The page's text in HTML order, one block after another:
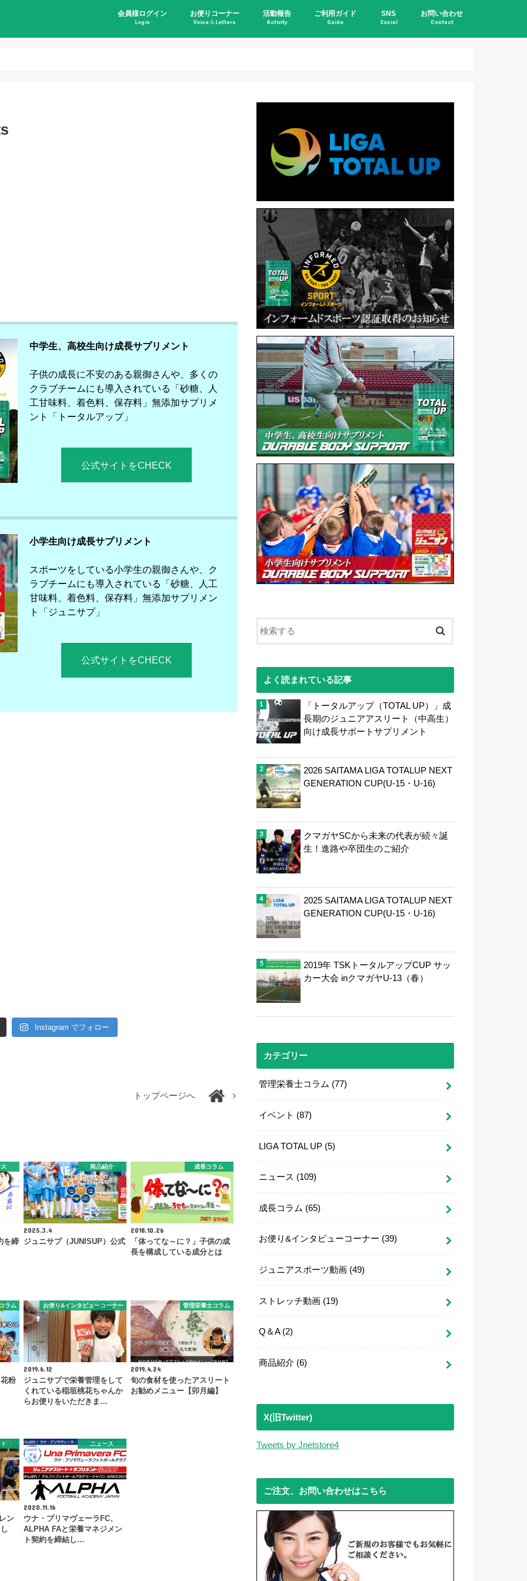
会員様ログイン
Login
お便りコーナー
Voice＆Letters
活動報告
Activity
ご利用ガイド
Guide
SNS
Social
お問い合わせ
Contact
中学生、高校生向け成長サプリメント
子供の成長に不安のある親御さんや、多くの
クラブチームにも導入されている「砂糖、人
工甘味料、着色料、保存料」無添加サプリメ
ント「トータルアップ」
公式サイトをCHECK
小学生向け成長サプリメント
スポーツをしている小学生の親御さんや、ク
ラブチームにも導入されている「砂糖、人工
甘味料、着色料、保存料」無添加サプリメン
ト「ジュニサプ」
公式サイトをCHECK
Instagram でフォロー
トップページへ
を締
商品紹介
2025.3.4
ジュニサプ（JUNISUP）公式
成長コラム
2018.10.26
「体ってな～に？」子供の成
長を構成している成分とは
ラム
粉
お便り&インタビューコーナー
2019.6.12
ジュニサプで栄養管理をして
くれている稲垣桃花ちゃんか
らお便りをいただきま…
管理栄養士コラム
2019.4.24
旬の食材を使ったアスリート
お勧めメニュー【卯月編】
ン
ニュース
2020.11.16
ウナ・プリマヴェーラFC、
ALPHA FAと栄養マネジメン
ト契約を締結し…
よく読まれている記事
「トータルアップ（TOTAL UP）」成
長期のジュニアアスリート（中高生）
向け成長サポートサプリメント
2026 SAITAMA LIGA TOTALUP NEXT
GENERATION CUP(U-15・U-16)
クマガヤSCから未来の代表が続々誕
生！進路や卒団生のご紹介
2025 SAITAMA LIGA TOTALUP NEXT
GENERATION CUP(U-15・U-16)
2019年 TSKトータルアップCUP サッ
カー大会 inクマガヤU-13（春）
カテゴリー
管理栄養士コラム (77)
イベント (87)
LIGA TOTAL UP (5)
ニュース (109)
成長コラム (65)
お便り&インタビューコーナー (39)
ジュニアスポーツ動画 (49)
ストレッチ動画 (19)
Q＆A (2)
商品紹介 (6)
X(旧Twitter)
Tweets by Jnetstore4
ご注文、お問い合わせはこちら